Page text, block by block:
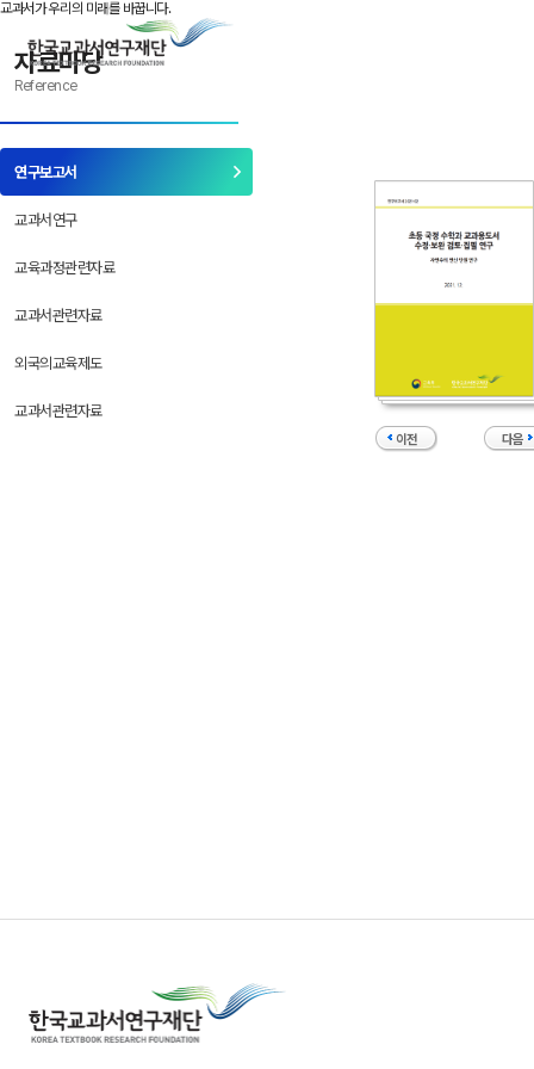
본문으로 바로 가기
반복메뉴로 가기
하위메뉴로 가기
교과서가 우리의 미래를 바꿉니다.
자료마당
Reference
연구보고서
교과서연구
교육과정관련자료
교과서관련자료
외국의교육제도
교과서관련자료
이전 다음